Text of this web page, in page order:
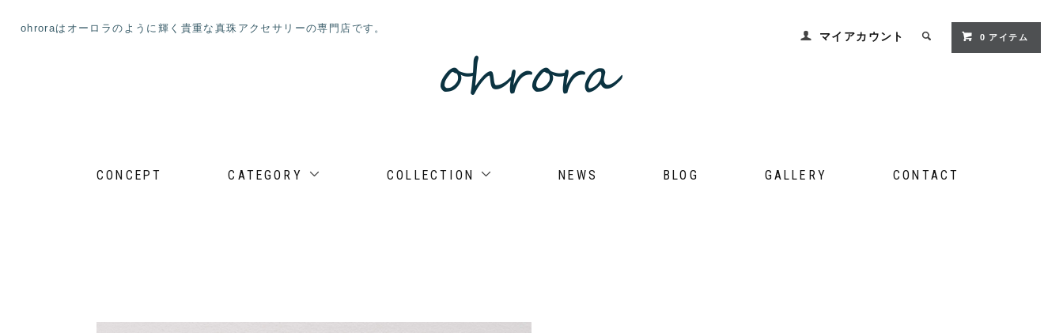
ohroraはオーロラのように輝く貴重な真珠アクセサリーの専門店です。
マイアカウント 0 アイテム
CONCEPT CATEGORY COLLECTION NEWS BLOG GALLERY CONTACT